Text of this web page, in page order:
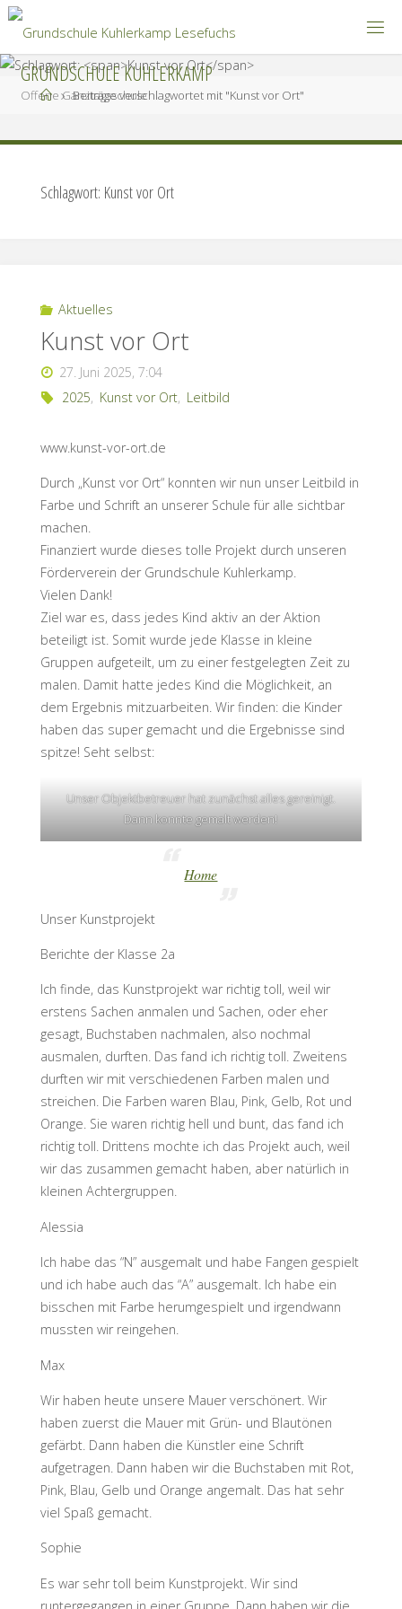
Zum
Inhalt
springen
GRUNDSCHULE KUHLERKAMP
Offene Ganztagsschule
StartBeiträge verschlagwortet mit "Kunst vor Ort"
Schlagwort: Kunst vor Ort
Aktuelles
Kunst vor Ort
27. Juni 2025, 7:04
2025, Kunst vor Ort, Leitbild
www.kunst-vor-ort.de
Durch „Kunst vor Ort“ konnten wir nun unser Leitbild in
Farbe und Schrift an unserer Schule für alle sichtbar
machen.
Finanziert wurde dieses tolle Projekt durch unseren
Förderverein der Grundschule Kuhlerkamp.
Vielen Dank!
Ziel war es, dass jedes Kind aktiv an der Aktion
beteiligt ist. Somit wurde jede Klasse in kleine
Gruppen aufgeteilt, um zu einer festgelegten Zeit zu
malen. Damit hatte jedes Kind die Möglichkeit, an
dem Ergebnis mitzuarbeiten. Wir finden: die Kinder
haben das super gemacht und die Ergebnisse sind
spitze! Seht selbst:
Unser Objektbetreuer hat zunächst alles gereinigt.
Dann konnte gemalt werden!
Home
Unser Kunstprojekt
Berichte der Klasse 2a
Ich finde, das Kunstprojekt war richtig toll, weil wir
erstens Sachen anmalen und Sachen, oder eher
gesagt, Buchstaben nachmalen, also nochmal
ausmalen, durften. Das fand ich richtig toll. Zweitens
durften wir mit verschiedenen Farben malen und
streichen. Die Farben waren Blau, Pink, Gelb, Rot und
Orange. Sie waren richtig hell und bunt, das fand ich
richtig toll. Drittens mochte ich das Projekt auch, weil
wir das zusammen gemacht haben, aber natürlich in
kleinen Achtergruppen.
Alessia
Ich habe das “N” ausgemalt und habe Fangen gespielt
und ich habe auch das “A” ausgemalt. Ich habe ein
bisschen mit Farbe herumgespielt und irgendwann
mussten wir reingehen.
Max
Wir haben heute unsere Mauer verschönert. Wir
haben zuerst die Mauer mit Grün- und Blautönen
gefärbt. Dann haben die Künstler eine Schrift
aufgetragen. Dann haben wir die Buchstaben mit Rot,
Pink, Blau, Gelb und Orange angemalt. Das hat sehr
viel Spaß gemacht.
Sophie
Es war sehr toll beim Kunstprojekt. Wir sind